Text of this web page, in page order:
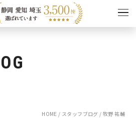
HOME / スタッフブログ / 牧野 祐輔